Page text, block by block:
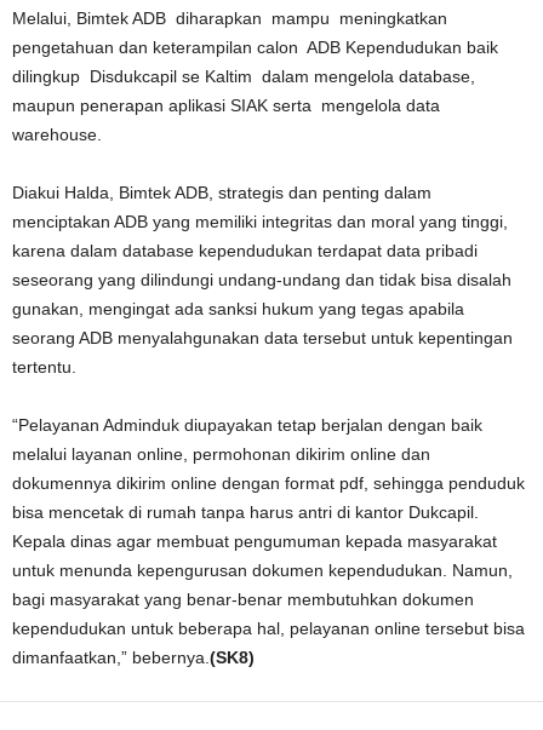
Melalui, Bimtek ADB diharapkan mampu meningkatkan
pengetahuan dan keterampilan calon ADB Kependudukan baik
dilingkup Disdukcapil se Kaltim dalam mengelola database,
maupun penerapan aplikasi SIAK serta mengelola data
warehouse.
Diakui Halda, Bimtek ADB, strategis dan penting dalam
menciptakan ADB yang memiliki integritas dan moral yang tinggi,
karena dalam database kependudukan terdapat data pribadi
seseorang yang dilindungi undang-undang dan tidak bisa disalah
gunakan, mengingat ada sanksi hukum yang tegas apabila
seorang ADB menyalahgunakan data tersebut untuk kepentingan
tertentu.
“Pelayanan Adminduk diupayakan tetap berjalan dengan baik
melalui layanan online, permohonan dikirim online dan
dokumennya dikirim online dengan format pdf, sehingga penduduk
bisa mencetak di rumah tanpa harus antri di kantor Dukcapil.
Kepala dinas agar membuat pengumuman kepada masyarakat
untuk menunda kepengurusan dokumen kependudukan. Namun,
bagi masyarakat yang benar-benar membutuhkan dokumen
kependudukan untuk beberapa hal, pelayanan online tersebut bisa
dimanfaatkan,” bebernya. (SK8)